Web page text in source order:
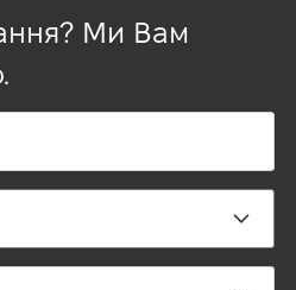
Ми Вам